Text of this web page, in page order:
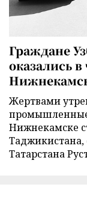
Граждане
оказались
Жертвами
промышленные
Нижнекамске
Таджикистана,
Татарстана